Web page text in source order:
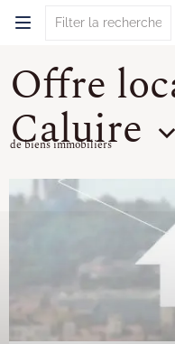
Offre
Caluire
de biens immobiliers